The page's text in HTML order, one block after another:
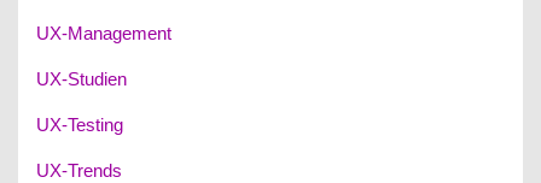
UX-Management
UX-Studien
UX-Testing
UX-Trends